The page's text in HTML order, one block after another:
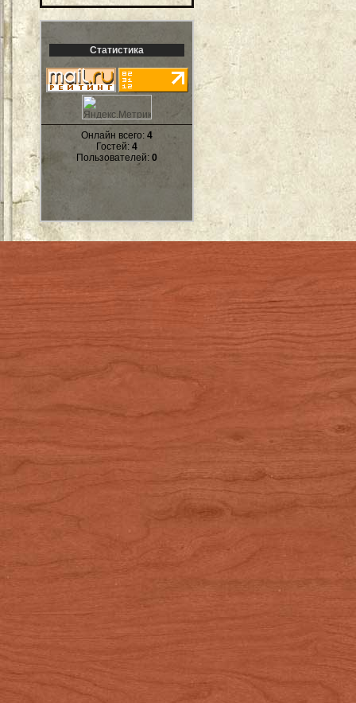
Статистика
Онлайн всего: 4
Гостей: 4
Пользователей: 0